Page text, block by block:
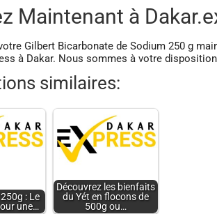
Maintenant à
Gilbert Bicarbonate de Sodium 250 g
à Dakar. Nous sommes à votre
similaires:
: Le
une…
Découvrez les bienfaits
du Yét en flocons de
500g ou…